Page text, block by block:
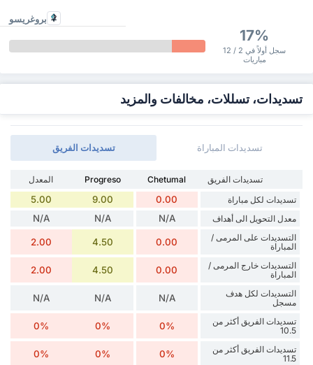
بروغريسو
17%
سجل أولاً في 2 / 12
مباريات
تسديدات، تسللات، مخالفات والمزيد
تسديدات الفريق تسديدات المباراة
تسديدات الفريق Chetumal
Progreso
المعدل
تسديدات لكل مباراة
0.00
9.00
5.00
معدل التحويل الى أهداف N/A
N/A
N/A
التسديدات على المرمى /
المباراة
0.00
4.50
2.00
التسديدات خارج المرمى /
المباراة
0.00
4.50
2.00
التسديدات لكل هدف
مسجل
N/A
N/A
N/A
تسديدات الفريق أكثر من
10.5
0%
0%
0%
تسديدات الفريق أكثر من
11.5
0%
0%
0%